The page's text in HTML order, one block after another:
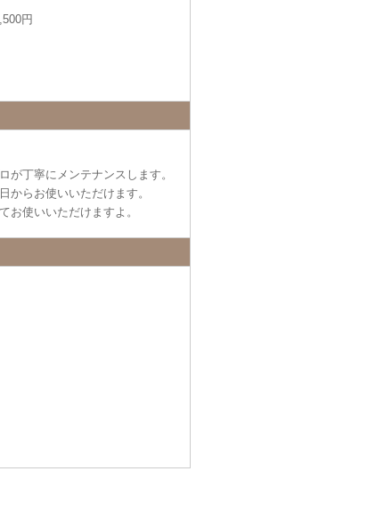
円
が丁寧にメンテナンスします。
からお使いいただけます。
お使いいただけますよ。